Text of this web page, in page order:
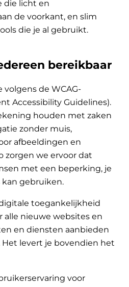
die licht en
de voorkant, en slim
die je al gebruikt.
bereikbaar
de WCAG-
Accessibility Guidelines).
houden met zaken
zonder muis,
afbeeldingen en
zorgen we ervoor dat
met een beperking, je
gebruiken.
toegankelijkheid
nieuwe websites en
en diensten aanbieden
Het levert je bovendien het
voor